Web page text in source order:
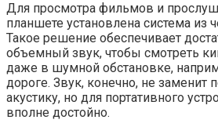
Для просмотра фильмов и
планшете установлена система из
Такое решение обеспечивает
объемный звук, чтобы смотреть
даже в шумной обстановке,
дороге. Звук, конечно, не заменит
акустику, но для портативного
вполне достойно.